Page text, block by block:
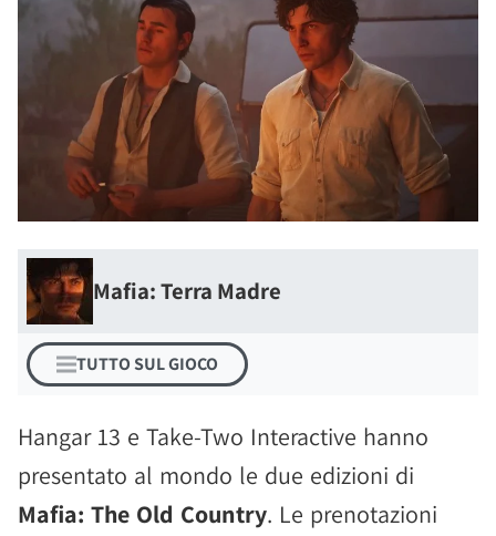
Mafia: Terra Madre
TUTTO SUL GIOCO
Hangar 13 e Take-Two Interactive hanno
presentato al mondo le due edizioni di
Mafia: The Old Country. Le prenotazioni